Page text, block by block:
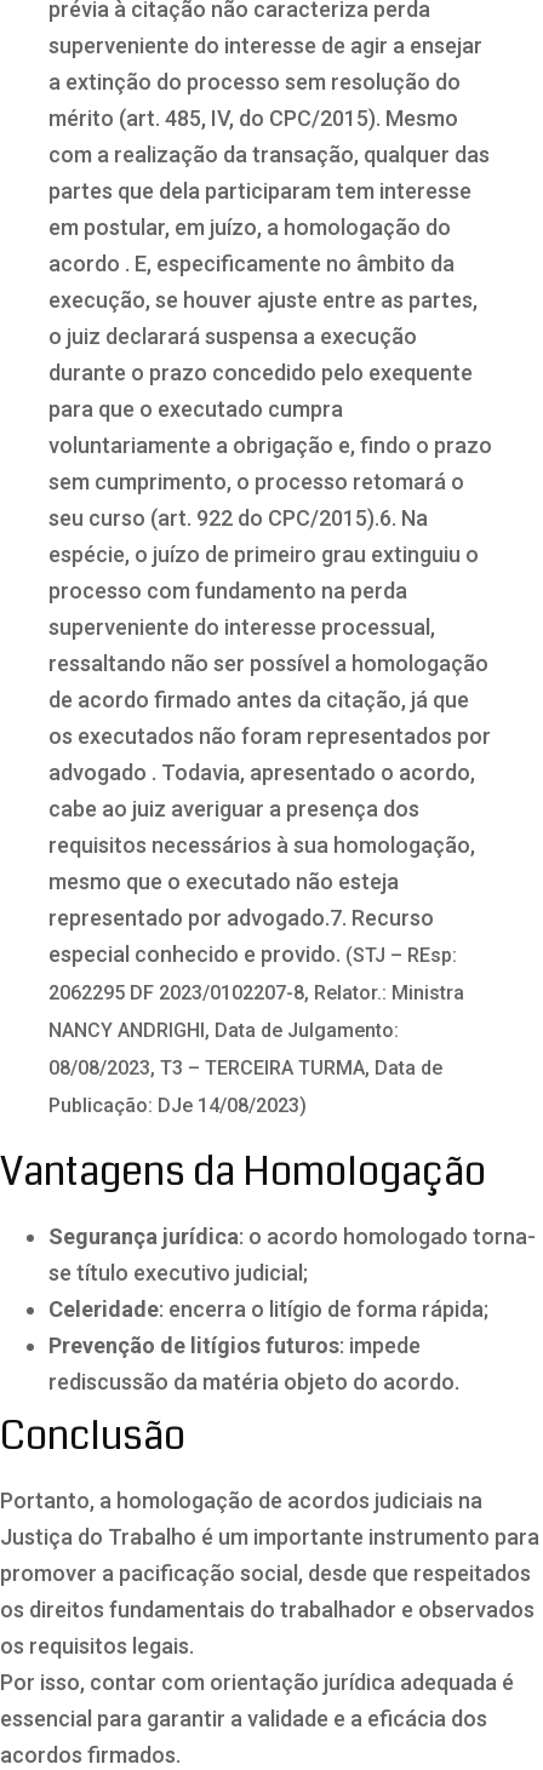
prévia à citação não caracteriza perda
superveniente do interesse de agir a ensejar
a extinção do processo sem resolução do
mérito (art. 485, IV, do CPC/2015). Mesmo
com a realização da transação, qualquer das
partes que dela participaram tem interesse
em postular, em juízo, a homologação do
acordo . E, especificamente no âmbito da
execução, se houver ajuste entre as partes,
o juiz declarará suspensa a execução
durante o prazo concedido pelo exequente
para que o executado cumpra
voluntariamente a obrigação e, findo o prazo
sem cumprimento, o processo retomará o
seu curso (art. 922 do CPC/2015).6. Na
espécie, o juízo de primeiro grau extinguiu o
processo com fundamento na perda
superveniente do interesse processual,
ressaltando não ser possível a homologação
de acordo firmado antes da citação, já que
os executados não foram representados por
advogado . Todavia, apresentado o acordo,
cabe ao juiz averiguar a presença dos
requisitos necessários à sua homologação,
mesmo que o executado não esteja
representado por advogado.7. Recurso
especial conhecido e provido. (STJ – REsp:
2062295 DF 2023/0102207-8, Relator.: Ministra
NANCY ANDRIGHI, Data de Julgamento:
08/08/2023, T3 – TERCEIRA TURMA, Data de
Publicação: DJe 14/08/2023)
Vantagens da Homologação
Segurança jurídica: o acordo homologado torna-
se título executivo judicial;
Celeridade: encerra o litígio de forma rápida;
Prevenção de litígios futuros: impede
rediscussão da matéria objeto do acordo.
Conclusão
Portanto, a homologação de acordos judiciais na
Justiça do Trabalho é um importante instrumento para
promover a pacificação social, desde que respeitados
os direitos fundamentais do trabalhador e observados
os requisitos legais.
Por isso, contar com orientação jurídica adequada é
essencial para garantir a validade e a eficácia dos
acordos firmados.